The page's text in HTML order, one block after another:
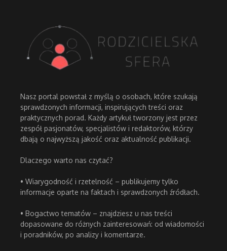
Nasz portal powstał z myślą o osobach, które szukają
sprawdzonych informacji, inspirujących treści oraz
praktycznych porad. Każdy artykuł tworzony jest przez
zespół pasjonatów, specjalistów i redaktorów, którzy
dbają o najwyższą jakość oraz aktualność publikacji.
Dlaczego warto nas czytać?
• Wiarygodność i rzetelność – publikujemy tylko
informacje oparte na faktach i sprawdzonych źródłach.
• Bogactwo tematów – znajdziesz u nas treści
dopasowane do różnych zainteresowań: od wiadomości
i poradników, po analizy i komentarze.